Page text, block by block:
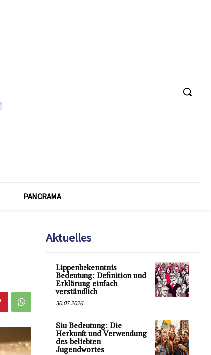
PANORAMA
Aktuelles
Lippenbekenntnis
Bedeutung: Definition und
Erklärung einfach
verständlich
30.07.2026
Siu Bedeutung: Die
Herkunft und Verwendung
des beliebten
Jugendwortes